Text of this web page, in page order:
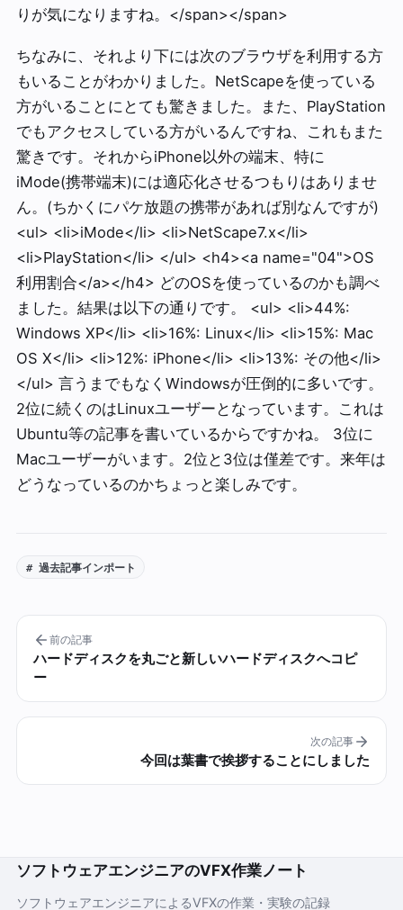
りが気になりますね。</span></span>
ちなみに、それより下には次のブラウザを利用する方
もいることがわかりました。NetScapeを使っている
方がいることにとても驚きました。また、PlayStation
でもアクセスしている方がいるんですね、これもまた
驚きです。それからiPhone以外の端末、特に
iMode(携帯端末)には適応化させるつもりはありませ
ん。(ちかくにパケ放題の携帯があれば別なんですが)
<ul> <li>iMode</li> <li>NetScape7.x</li>
<li>PlayStation</li> </ul> <h4><a name="04">OS
利用割合</a></h4> どのOSを使っているのかも調べ
ました。結果は以下の通りです。 <ul> <li>44%:
Windows XP</li> <li>16%: Linux</li> <li>15%: Mac
OS X</li> <li>12%: iPhone</li> <li>13%: その他</li>
</ul> 言うまでもなくWindowsが圧倒的に多いです。
2位に続くのはLinuxユーザーとなっています。これは
Ubuntu等の記事を書いているからですかね。 3位に
Macユーザーがいます。2位と3位は僅差です。来年は
どうなっているのかちょっと楽しみです。
# 過去記事インポート
前の記事
ハードディスクを丸ごと新しいハードディスクへコピ
ー
次の記事
今回は葉書で挨拶することにしました
ソフトウェアエンジニアのVFX作業ノート
ソフトウェアエンジニアによるVFXの作業・実験の記録